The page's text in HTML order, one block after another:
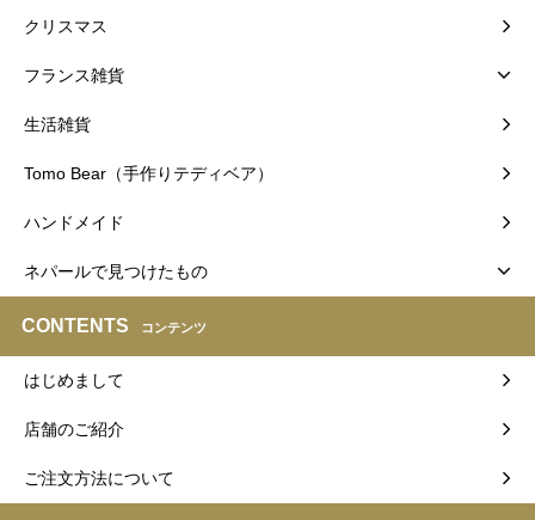
クリスマス
フランス雑貨
生活雑貨
Tomo Bear（手作りテディベア）
ハンドメイド
ネパールで見つけたもの
CONTENTS コンテンツ
はじめまして
店舗のご紹介
ご注文方法について